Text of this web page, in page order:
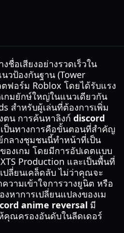
ชื่อเสียงอย่างรวดเร็วใน
วป้องกันฐาน (Tower
ฟอร์ม Roblox โดยได้รับแรง
กมยักษ์ใหญ่ในแนวเดียวกัน
สำหรับผู้เล่นที่ต้องการเพิ่ม
น การค้นหาลิงก์ discord
ป็นทางการคือขั้นตอนที่สำคัญ
กลางชุมชนนี้ทำหน้าที่เป็น
องเกม โดยมีการอัปเดตแบบ
Production และเป็นพื้นที่
ปลี่ยนเคล็ดลับ ไม่ว่าคุณจะ
วามเข้าใจการวางยูนิต หรือ
หาการเปลี่ยนแปลงของเม
anime reversal มี
คุณครองอันดับในลีดเดอร์